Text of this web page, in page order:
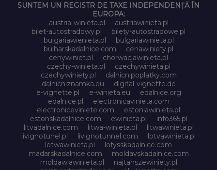
SUNTEM UN REGISTR DE TAXE INDEPENDENȚĂ ÎN
EUROPA:
austria-winieta.pl
austriawinieta.pl
bilet-autostradowy.pl
bilety-autostradowe.pl
bulgariawienieta.pl
bulgariawinieta.pl
bulharskadalnice.com
cenawiniety.pl
cenywiniet.pl
chorwacjawinieta.pl
czechy-winieta.pl
czechywinieta.pl
czechywiniety.pl
dalnicnipoplatky.com
dalnicniznamka.eu
digital-vignette.de
e-vignette.pl
e-winieta.eu
edalnice.org
edalnice.pl
electronicavinieta.com
electroniceviniete.com
estoniawinieta.pl
estonskadalnice.com
ewinieta.pl
info365.pl
litvadalnice.com
litwa-winieta.pl
litwawinieta.pl
livignotunel.pl
livignotunnel.com
lotvawinieta.pl
lotwawinieta.pl
lotysskadalnice.com
madarskadalnice.com
moldavskadalnice.com
moldawiawinieta.pl
najtanszewiniety.pl